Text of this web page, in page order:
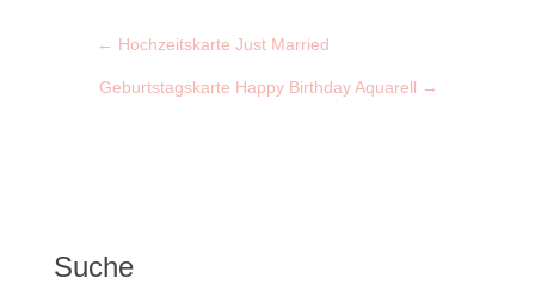
← Hochzeitskarte Just Married
Geburtstagskarte Happy Birthday Aquarell →
Suche